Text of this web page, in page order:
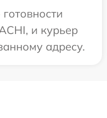
и курьер
адресу.